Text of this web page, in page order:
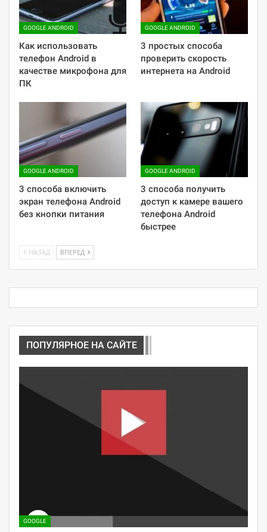
GOOGLE ANDROID
Как использовать
телефон Android в
качестве микрофона для
ПК
GOOGLE ANDROID
3 простых способа
проверить скорость
интернета на Android
GOOGLE ANDROID
3 способа включить
экран телефона Android
без кнопки питания
GOOGLE ANDROID
3 способа получить
доступ к камере вашего
телефона Android
быстрее
НАЗАД ВПЕРЕД
ПОПУЛЯРНОЕ НА САЙТЕ
GOOGLE